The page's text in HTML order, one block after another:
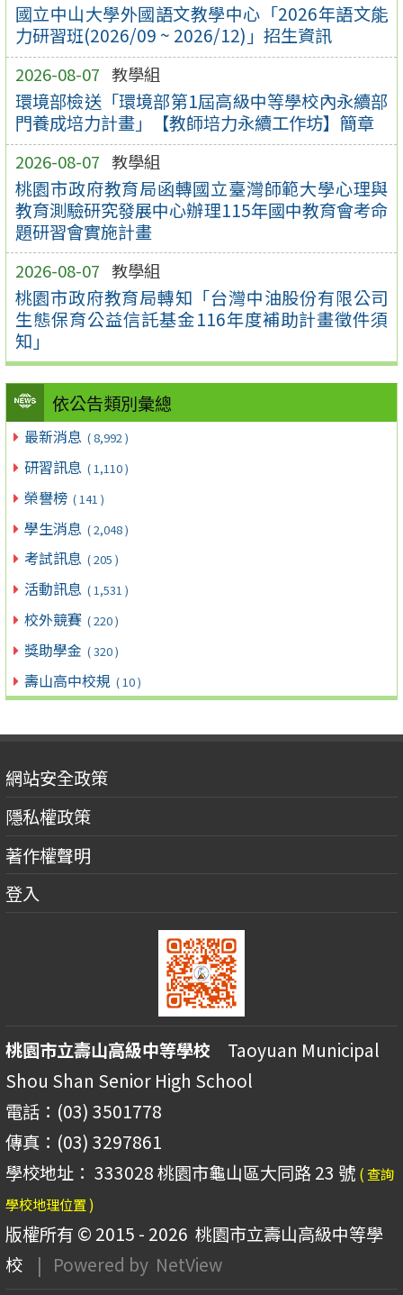
國立中山大學外國語文教學中心「2026年語文能
力研習班(2026/09 ~ 2026/12)」招生資訊
2026-08-07 教學組
環境部檢送「環境部第1屆高級中等學校內永續部
門養成培力計畫」【教師培力永續工作坊】簡章
2026-08-07 教學組
桃園市政府教育局函轉國立臺灣師範大學心理與
教育測驗研究發展中心辦理115年國中教育會考命
題研習會實施計畫
2026-08-07 教學組
桃園市政府教育局轉知「台灣中油股份有限公司
生態保育公益信託基金116年度補助計畫徵件須
知」
依公告類別彙總
最新消息 ( 8,992 )
研習訊息 ( 1,110 )
榮譽榜 ( 141 )
學生消息 ( 2,048 )
考試訊息 ( 205 )
活動訊息 ( 1,531 )
校外競賽 ( 220 )
獎助學金 ( 320 )
壽山高中校規 ( 10 )
網站安全政策
隱私權政策
著作權聲明
登入
桃園市立壽山高級中等學校 Taoyuan Municipal
Shou Shan Senior High School
電話：(03) 3501778
傳真：(03) 3297861
學校地址： 333028 桃園市龜山區大同路 23 號 ( 查詢
學校地理位置 )
版權所有 © 2015 - 2026 桃園市立壽山高級中等學
校
| Powered by NetView